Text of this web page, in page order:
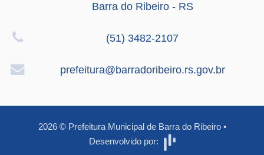
Barra do Ribeiro - RS
(51) 3482-2107
prefeitura@barradoribeiro.rs.gov.br
2026 © Prefeitura Municipal de Barra do Ribeiro •
Desenvolvido por: